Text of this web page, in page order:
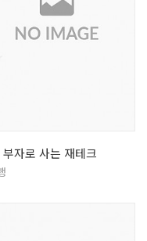
부자로 사는 재테크